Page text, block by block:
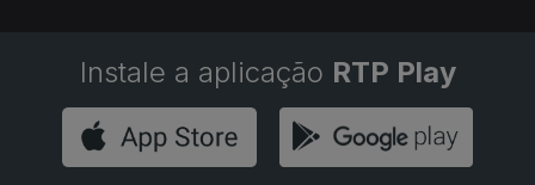
Instale a aplicação RTP Play